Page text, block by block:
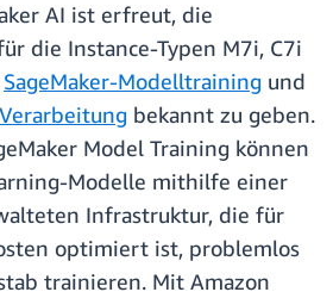
AI ist erfreut, die
die Instance-Typen M7i, C7i
SageMaker-Modelltraining und
bekannt zu geben.
Model Training können
Modelle mithilfe einer
Infrastruktur, die für
optimiert ist, problemlos
trainieren. Mit Amazon